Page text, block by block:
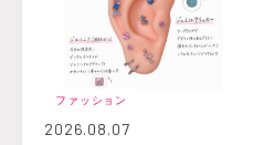
ファッション
2026.08.07